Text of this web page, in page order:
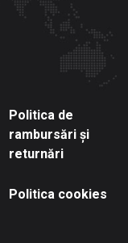
Politica de
rambursări și
returnări
Politica cookies